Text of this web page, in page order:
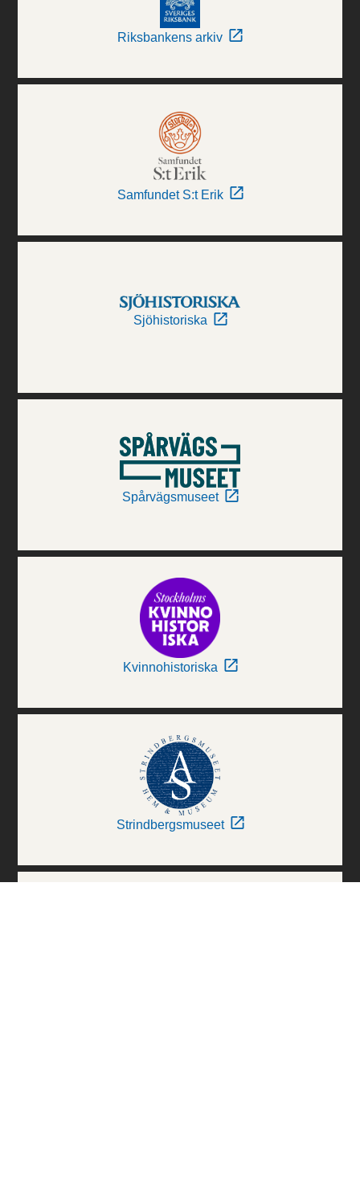
Riksbankens arkiv
Samfundet S:t Erik
Sjöhistoriska
Spårvägsmuseet
Kvinnohistoriska
Strindbergsmuseet